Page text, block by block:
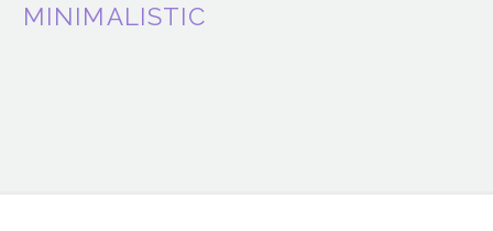
MINIMALISTIC